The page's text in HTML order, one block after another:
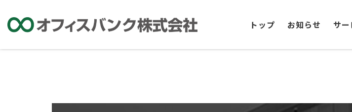
トップ お知らせ サ